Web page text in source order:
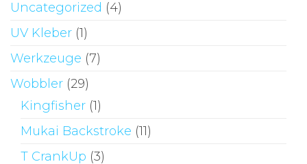
Uncategorized (4)
UV Kleber (1)
Werkzeuge (7)
Wobbler (29)
Kingfisher (1)
Mukai Backstroke (11)
T CrankUp (3)